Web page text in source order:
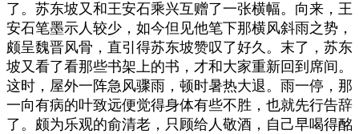
了。苏东坡又和王安石乘兴互赠了一张横幅。向来，王
安石笔墨示人较少，如今但见他笔下那横风斜雨之势，
颇呈魏晋风骨，直引得苏东坡赞叹了好久。末了，苏东
坡又看了看那些书架上的书，才和大家重新回到席间。
这时，屋外一阵急风骤雨，顿时暑热大退。雨一停，那
一向有病的叶致远便觉得身体有些不胜，也就先行告辞
了。颇为乐观的俞清老，只顾给人敬酒，自己早喝得酩